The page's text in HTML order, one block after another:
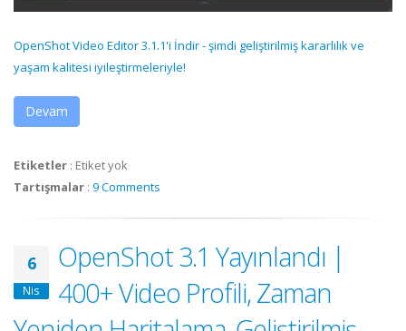
OpenShot Video Editor 3.1.1'i İndir - şimdi geliştirilmiş kararlılık ve
yaşam kalitesi iyileştirmeleriyle!
Devam
Etiketler : Etiket yok
Tartışmalar : 9 Comments
6
Nis
OpenShot 3.1 Yayınlandı |
400+ Video Profili, Zaman